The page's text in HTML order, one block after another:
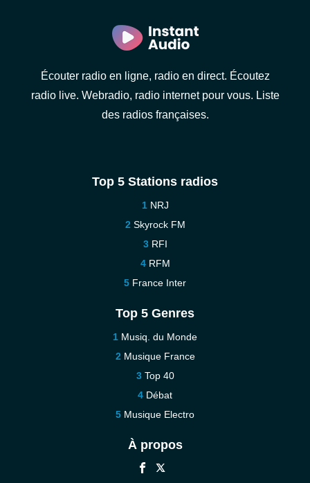
Écouter radio en ligne, radio en direct. Écoutez
radio live. Webradio, radio internet pour vous. Liste
des radios françaises.
Top 5 Stations radios
NRJ
Skyrock FM
RFI
RFM
France Inter
Top 5 Genres
Musiq. du Monde
Musique France
Top 40
Débat
Musique Electro
À propos